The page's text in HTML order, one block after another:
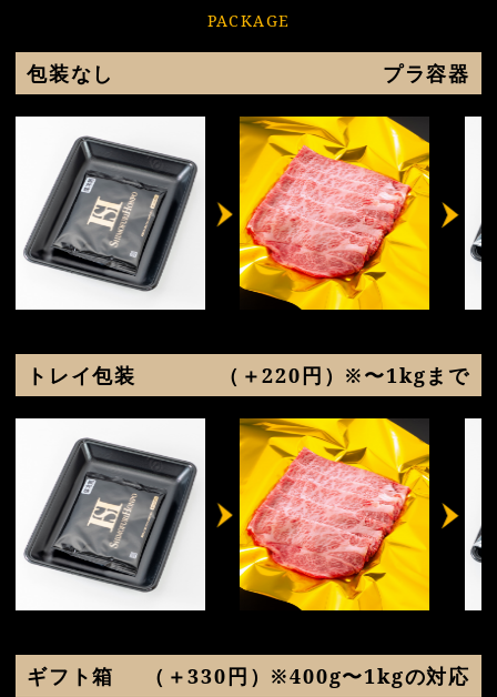
PACKAGE
包装なし プラ容器
トレイ包装 （＋220円）※〜1kgまで
ギフト箱 （＋330円）※400g〜1kgの対応